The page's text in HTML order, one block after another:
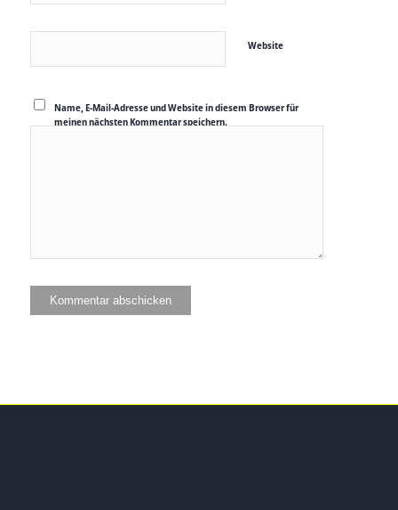
Website
Name, E-Mail-Adresse und Website in diesem Browser für
meinen nächsten Kommentar speichern.